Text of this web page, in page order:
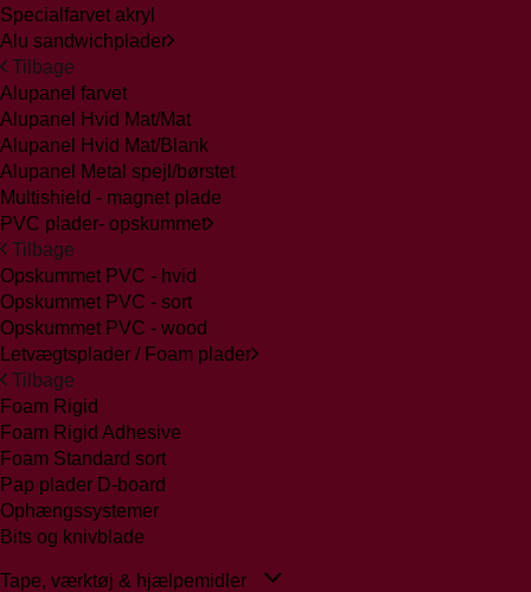
Specialfarvet akryl
Alu sandwichplader
Tilbage
Alupanel farvet
Alupanel Hvid Mat/Mat
Alupanel Hvid Mat/Blank
Alupanel Metal spejl/børstet
Multishield - magnet plade
PVC plader- opskummet
Tilbage
Opskummet PVC - hvid
Opskummet PVC - sort
Opskummet PVC - wood
Letvægtsplader / Foam plader
Tilbage
Foam Rigid
Foam Rigid Adhesive
Foam Standard sort
Pap plader D-board
Ophængssystemer
Bits og knivblade
Tape, værktøj & hjælpemidler